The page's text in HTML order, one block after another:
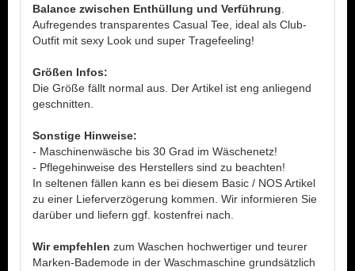
Balance zwischen Enthüllung und Verführung
Aufregendes transparentes Casual Tee, ideal als Club-
Outfit mit sexy Look und super Tragefeeling!
Größen Infos:
Die Größe fällt normal aus. Der Artikel ist eng anliegend
geschnitten.
Sonstige Hinweise:
- Maschinenwäsche bis 30 Grad im Wäschenetz!
- Pflegehinweise des Herstellers sind zu beachten!
In seltenen fällen kann es bei diesem Basic / NOS Artikel
zu einer Lieferverzögerung kommen. Wir informieren Sie
darüber und liefern ggf. kostenfrei nach.
Wir empfehlen zum Waschen hochwertiger und teurer
Marken-Bademode in der Waschmaschine grundsätzlich